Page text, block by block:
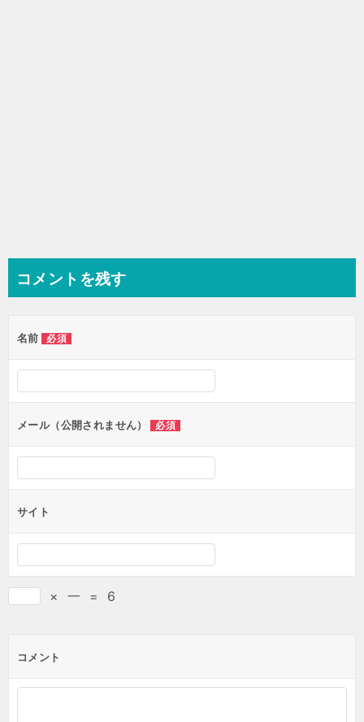
コメントを残す
名前 必須
メール（公開されません） 必須
サイト
× 一 = 6
コメント